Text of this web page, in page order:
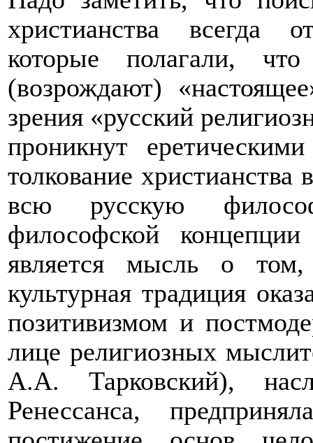
христианства всегда
которые полагали,
(возрождают)
зрения «русский
проникнут
толкование христианства
всю русскую
философской
является мысль о том,
культурная традиция
позитивизмом и
лице религиозных
А.А. Тарковский),
Ренессанса,